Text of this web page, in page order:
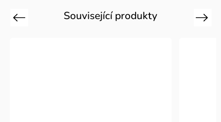
Související produkty
Previous Next